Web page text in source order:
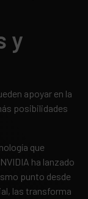
y
apoyar en la
posibilidades
que
ha lanzado
punto desde
las transforma